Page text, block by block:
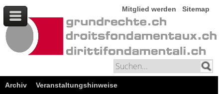
Mitglied werden Sitemap
Archiv
Veranstaltungshinweise